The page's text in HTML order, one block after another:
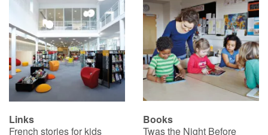
Links
French stories for kids
Books
Twas the Night Before